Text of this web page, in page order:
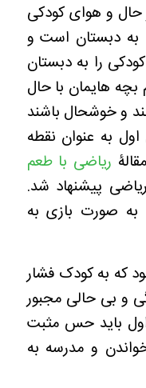
حال و هوای کودکی
دبستان است و
را به دبستان
هایمان با حال
و خوشحال باشند
به عنوان نقطه
ریاضی با طعم
پیشنهاد شد.
به صورت بازی به
که به کودک فشار
و بی حالی مجبور
باید حس مثبت
و مدرسه به